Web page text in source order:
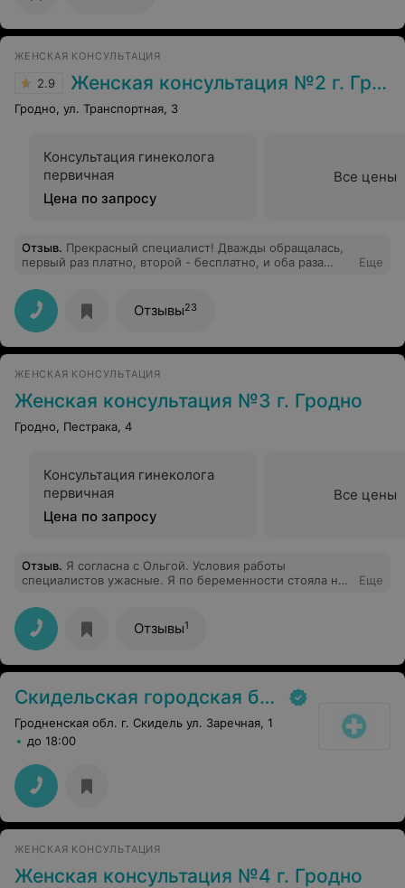
ЖЕНСКАЯ КОНСУЛЬТАЦИЯ
2.9 Женская консультация №2 г. Гродно
Гродно, ул. Транспортная, 3
Консультация гинеколога
первичная
Цена по запросу
Все цены
Отзыв. Прекрасный специалист! Дважды обращалась,
первый раз платно, второй - бесплатно, и оба раза
доктор! Максимально корректно доносит информацию.
Еще
Отзывы23
ЖЕНСКАЯ КОНСУЛЬТАЦИЯ
Женская консультация №3 г. Гродно
Гродно, Пестрака, 4
Консультация гинеколога
первичная
Цена по запросу
Все цены
Отзыв. Я согласна с Ольгой. Условия работы
специалистов ужасные. Я по беременности стояла на
прекрасно: новые кресла, новое оборудование, даже
коридор покрашен красиво, цветы стоят.... приятно
зайти. Переехала, теперь хожу в 3... ужасно. Даже
заходить не хочется, врачи конечно хорошие, но
условия. Администрация, какие в кабинетах кресла
записаться к врачу, так еще и нахамили. В общем,
кошмар.
Еще
Отзывы1
Скидельская городская больница
Гродненская обл. г. Скидель ул. Заречная, 1
до 18:00
ЖЕНСКАЯ КОНСУЛЬТАЦИЯ
Женская консультация №4 г. Гродно